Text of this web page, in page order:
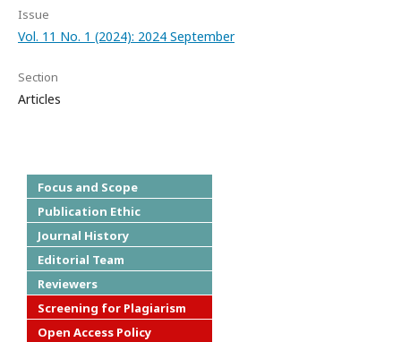
Issue
Vol. 11 No. 1 (2024): 2024 September
Section
Articles
Focus and Scope
Publication Ethic
Journal History
Editorial Team
Reviewers
Screening for Plagiarism
Open Access Policy